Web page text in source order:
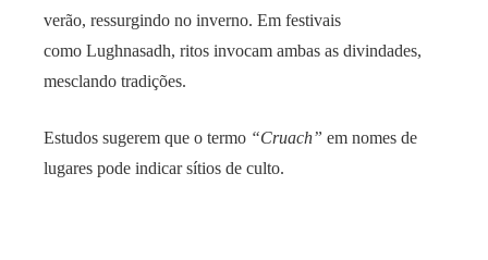
verão, ressurgindo no inverno. Em festivais
como Lughnasadh, ritos invocam ambas as divindades,
mesclando tradições.
Estudos sugerem que o termo “Cruach” em nomes de
lugares pode indicar sítios de culto.